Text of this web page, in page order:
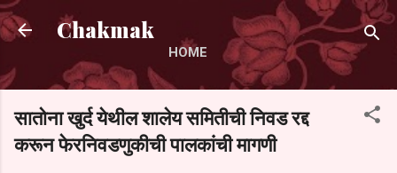
Skip to main content
Chakmak
HOME
सातोना खुर्द येथील शालेय समितीची निवड रद्द
करून फेरनिवडणुकीची पालकांची मागणी